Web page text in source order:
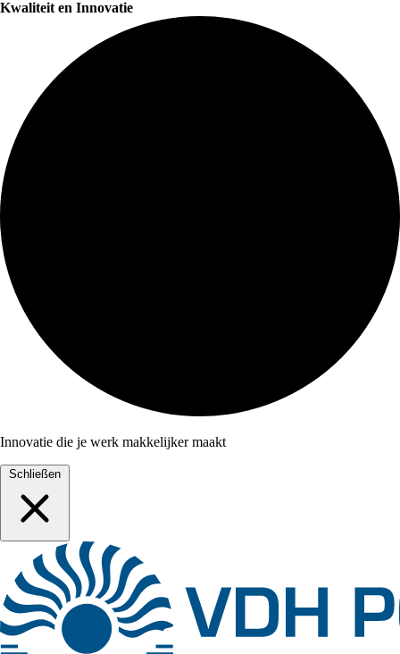
Kwaliteit en Innovatie
Innovatie die je werk makkelijker maakt
Schließen